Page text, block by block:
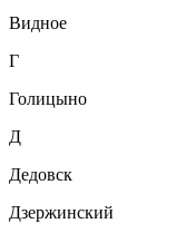
Видное
Г
Голицыно
Д
Дедовск
Дзержинский